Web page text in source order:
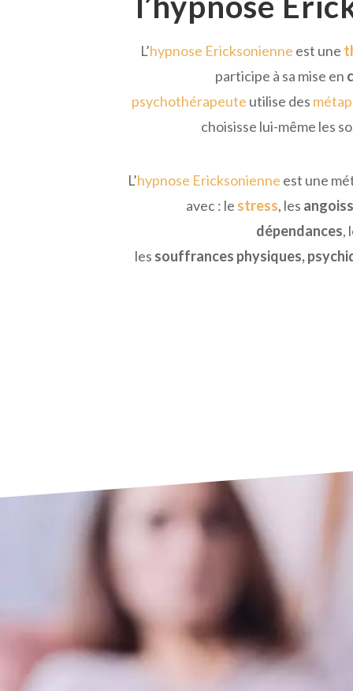
L’hypnose Ericksonienne est une
participe à sa mise en
psychothérapeute utilise des
choisisse lui-même les
L’hypnose Ericksonienne est une
avec : le stress, les
dépendances,
les souffrances physiques,